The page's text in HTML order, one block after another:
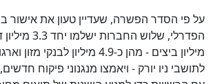
על פי הסדר הפשרה, שעדיין טעון את אישור
מיליון ביצים - מהן כ-4.9 מיליון
לתושבי ניו יורק - ויאמצו מנגנוני פיקוח